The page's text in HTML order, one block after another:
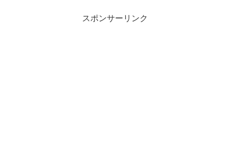
スポンサーリンク